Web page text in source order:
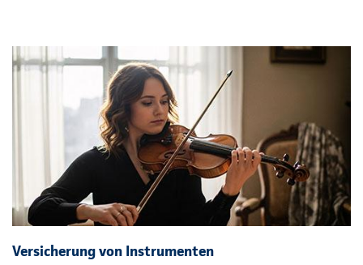
Versicherung von Instrumenten